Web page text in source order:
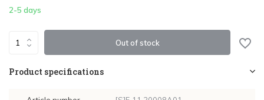
2-5 days
Out of stock
Product specifications